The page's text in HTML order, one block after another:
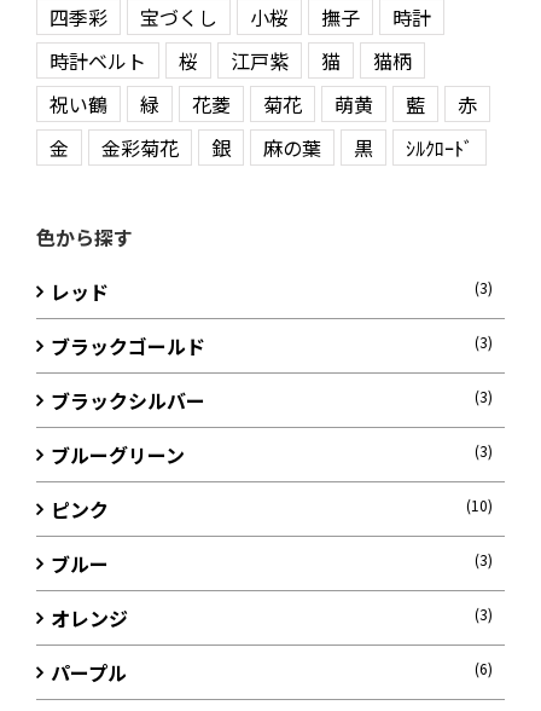
四季彩
宝づくし 小桜 撫子
時計
時計ベルト
桜 江戸紫 猫
猫柄
祝い鶴
緑 花菱 菊花 萌黄 藍
赤
金
金彩菊花 銀 麻の葉 黒 ｼﾙｸﾛｰﾄﾞ
色から探す
レッド
(3)
ブラックゴールド (3)
ブラックシルバー (3)
ブルーグリーン (3)
ピンク (10)
ブルー (3)
オレンジ (3)
パープル (6)